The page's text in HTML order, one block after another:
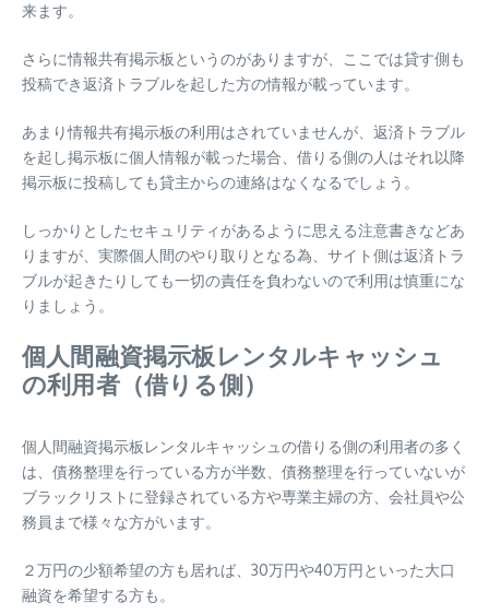
来ます。
さらに情報共有掲示板というのがありますが、ここでは貸す側も
投稿でき返済トラブルを起した方の情報が載っています。
あまり情報共有掲示板の利用はされていませんが、返済トラブル
を起し掲示板に個人情報が載った場合、借りる側の人はそれ以降
掲示板に投稿しても貸主からの連絡はなくなるでしょう。
しっかりとしたセキュリティがあるように思える注意書きなどあ
りますが、実際個人間のやり取りとなる為、サイト側は返済トラ
ブルが起きたりしても一切の責任を負わないので利用は慎重にな
りましょう。
個人間融資掲示板レンタルキャッシュ
の利用者（借りる側）
個人間融資掲示板レンタルキャッシュの借りる側の利用者の多く
は、債務整理を行っている方が半数、債務整理を行っていないが
ブラックリストに登録されている方や専業主婦の方、会社員や公
務員まで様々な方がいます。
２万円の少額希望の方も居れば、30万円や40万円といった大口
融資を希望する方も。